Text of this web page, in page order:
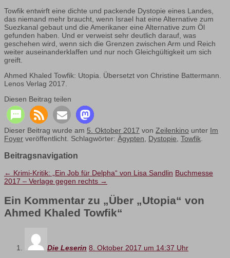
Towfik entwirft eine dichte und packende Dystopie eines Landes,
das niemand mehr braucht, wenn Israel hat eine Alternative zum
Suezkanal gebaut und die Amerikaner eine Alternative zum Öl
gefunden haben. Und er verweist sehr deutlich darauf, was
geschehen wird, wenn sich die Grenzen zwischen Arm und Reich
weiter auseinanderklaffen und nur noch Gleichgültigkeit um sich
greift.
Ahmed Khaled Towfik: Utopia. Übersetzt von Christine Battermann.
Lenos Verlag 2017.
Diesen Beitrag teilen
Dieser Beitrag wurde am 5. Oktober 2017 von Zeilenkino unter Im
Foyer veröffentlicht. Schlagwörter: Ägypten Dystopie Towfik
Beitragsnavigation
← Krimi-Kritik: „Ein Job für Delpha“ von Lisa Sandlin Buchmesse
2017 – Verlage gegen rechts →
Ein Kommentar zu „Über „Utopia“ von
Ahmed Khaled Towfik“
Die Leserin 8. Oktober 2017 um 14:37 Uhr